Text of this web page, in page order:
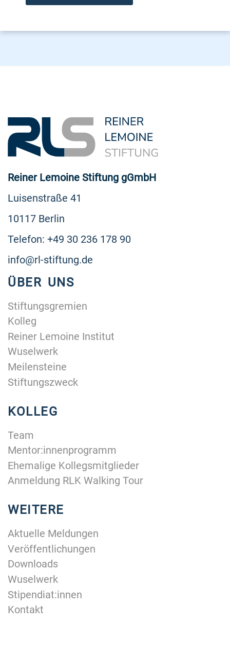
Reiner Lemoine Stiftung gGmbH
Luisenstraße 41
10117 Berlin
Telefon: +49 30 236 178 90
info@rl-stiftung.de
ÜBER UNS
Stiftungsgremien
Kolleg
Reiner Lemoine Institut
Wuselwerk
Meilensteine
Stiftungszweck
KOLLEG
Team
Mentor:innenprogramm
Ehemalige Kollegsmitglieder
Anmeldung RLK Walking Tour
WEITERE
Aktuelle Meldungen
Veröffentlichungen
Downloads
Wuselwerk
Stipendiat:innen
Kontakt